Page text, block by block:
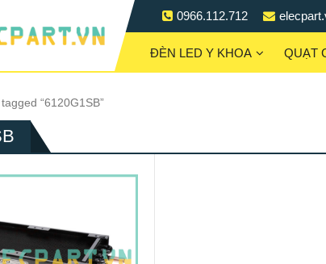
0966.112.712
ĐÈN LED Y KHOA QUẠT
“6120G1SB”